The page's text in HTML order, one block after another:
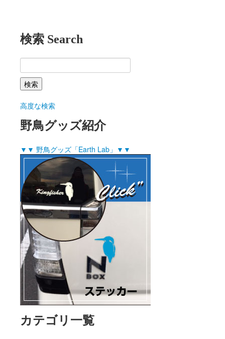
検索 Search
高度な検索
野鳥グッズ紹介
▼▼ 野鳥グッズ「Earth Lab」▼▼
カテゴリ一覧